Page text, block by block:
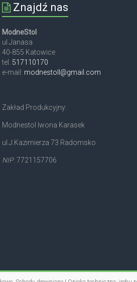
Znajdź nas
ModneStol
ul.Janasa
40-855 Katowice
tel. 517110170
e-mail: modnestoll@gmail.com
Zakład Produkcyjny:
Modnestol Iwona Karasek
ul.J.Kazimierza 73 Radomsko
NIP. 7721157706